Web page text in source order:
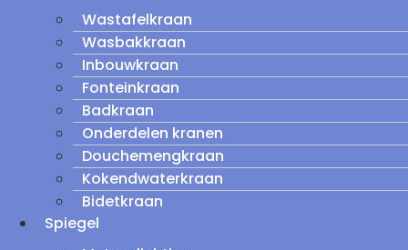
Wastafelkraan
Wasbakkraan
Inbouwkraan
Fonteinkraan
Badkraan
Onderdelen kranen
Douchemengkraan
Kokendwaterkraan
Bidetkraan
Spiegel